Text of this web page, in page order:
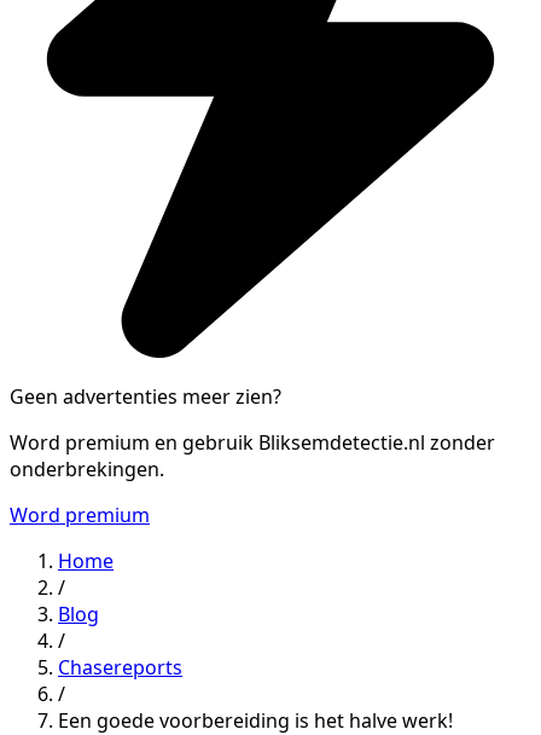
Geen advertenties meer zien?
Word premium en gebruik Bliksemdetectie.nl zonder
onderbrekingen.
Word premium
Home
/
Blog
/
Chasereports
/
Een goede voorbereiding is het halve werk!